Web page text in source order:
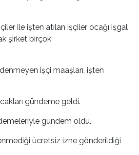
ile işten atılan işçiler ocağı işgal
şirket birçok
işçi maaşları, işten
gündeme geldi.
gündem oldu.
ücretsiz izne gönderildiği